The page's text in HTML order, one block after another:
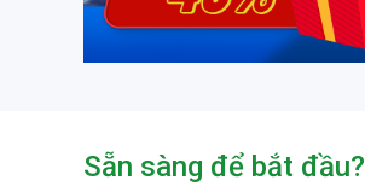
Sẵn sàng để bắt đầu?